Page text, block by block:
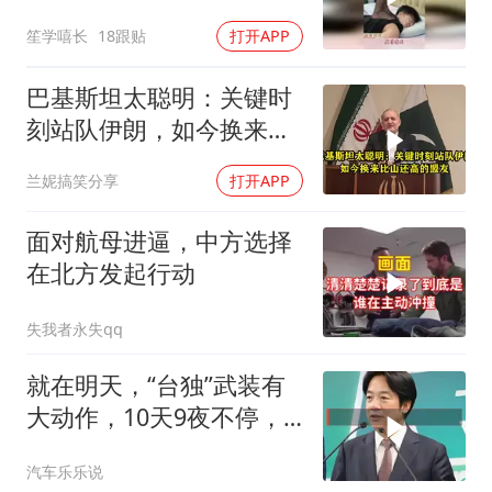
笙学嘻长 18跟贴 打开APP
巴基斯坦太聪明：关键时
刻站队伊朗，如今换来比
兰妮搞笑分享 打开APP
面对航母进逼，中方选择
在北方发起行动
失我者永失qq
就在明天，“台独”武装有
大动作，10天9夜不停，
汽车乐乐说